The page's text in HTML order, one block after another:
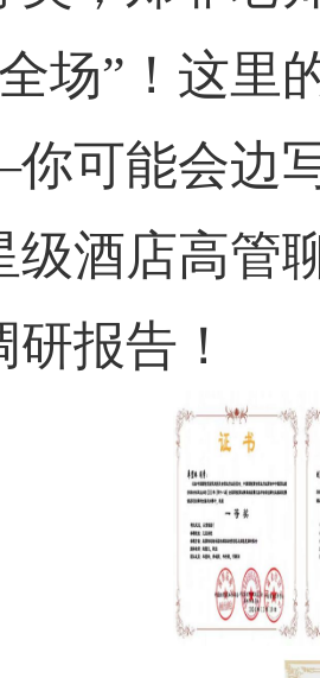
全场”！这里
可能会边
级酒店高管
报告！